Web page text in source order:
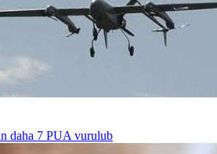
daha 7 PUA vurulub